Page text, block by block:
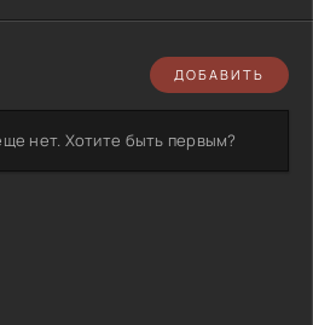
ДОБАВИТЬ
нет. Хотите быть первым?